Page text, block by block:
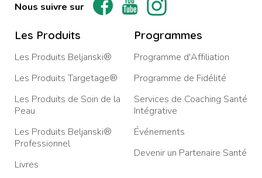
Nous suivre sur
Les Produits
Les Produits Beljanski®
Les Produits Targetage®
Les Produits de Soin de la
Peau
Les Produits Beljanski®
Professionnel
Livres
Programmes
Programme d'Affiliation
Programme de Fidélité
Services de Coaching Santé
Intégrative
Événements
Devenir un Partenaire Santé